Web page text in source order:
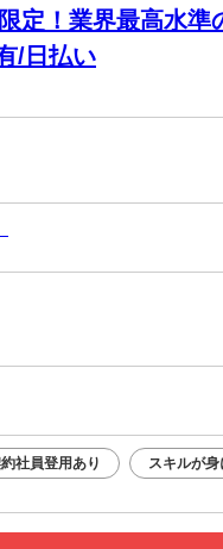
定！業界最高水
/日払い
社員登用あり スキルが身